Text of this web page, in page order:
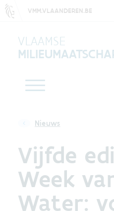
VMM.VLAANDEREN.BE
VLAAMSE
Nieuws
Vijfde
Week
Water: